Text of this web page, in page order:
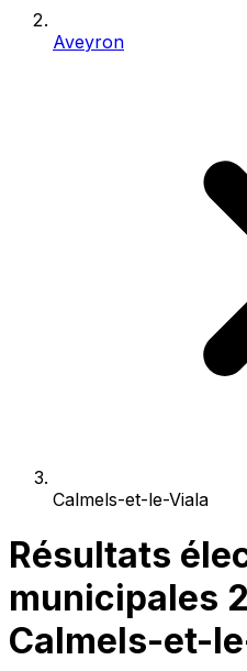
Aveyron
Calmels-et-le-Viala
Résultats
municipales
Calmels-et-